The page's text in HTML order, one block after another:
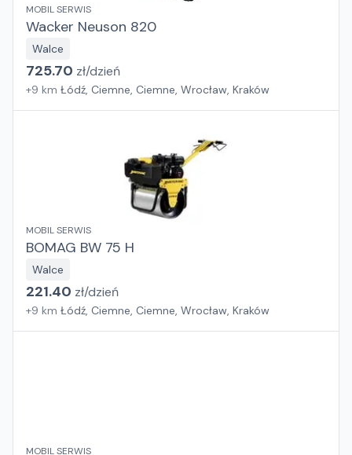
MOBIL SERWIS
Wacker Neuson 820
Walce
725.70 zł/dzień
+9 km Łódź, Ciemne, Ciemne, Wrocław, Kraków
MOBIL SERWIS
BOMAG BW 75 H
Walce
221.40 zł/dzień
+9 km Łódź, Ciemne, Ciemne, Wrocław, Kraków
MOBIL SERWIS